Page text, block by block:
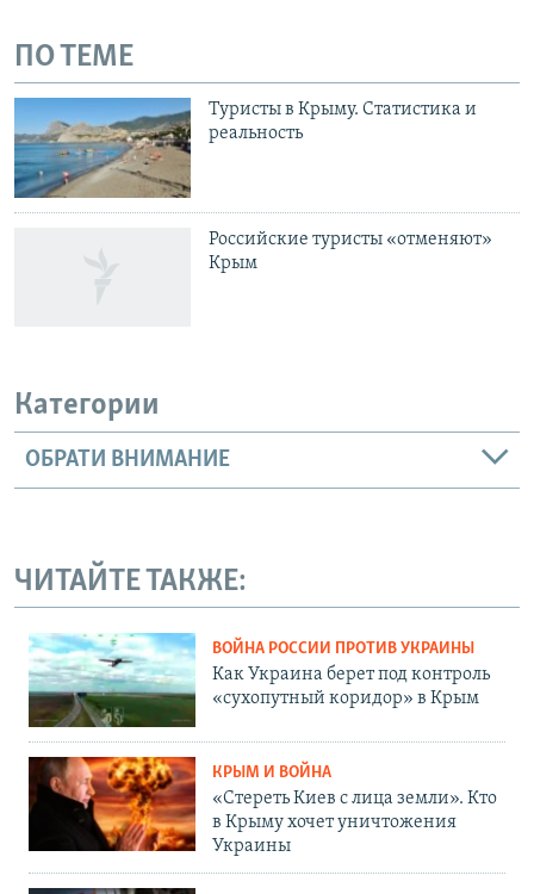
ПО ТЕМЕ
Туристы в Крыму. Статистика и
реальность
Российские туристы «отменяют»
Крым
Категории
ОБРАТИ ВНИМАНИЕ
ЧИТАЙТЕ ТАКЖЕ:
ВОЙНА РОССИИ ПРОТИВ УКРАИНЫ
Как Украина берет под контроль
«сухопутный коридор» в Крым
КРЫМ И ВОЙНА
«Стереть Киев с лица земли». Кто
в Крыму хочет уничтожения
Украины